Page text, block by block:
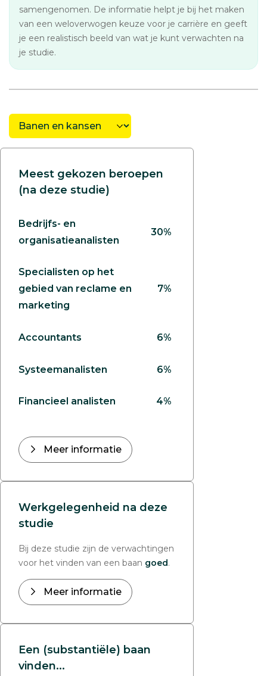
samengenomen. De informatie helpt je bij het maken
van een weloverwogen keuze voor je carrière en geeft
je een realistisch beeld van wat je kunt verwachten na
je studie.
Meest gekozen beroepen
(na deze studie)
Bedrijfs- en
organisatieanalisten
30%
Specialisten op het
gebied van reclame en
marketing
7%
Accountants 6%
Systeemanalisten 6%
Financieel analisten 4%
Meer informatie
Werkgelegenheid na deze
studie
Bij deze studie zijn de verwachtingen
voor het vinden van een baan goed.
Meer informatie
Een (substantiële) baan
vinden...